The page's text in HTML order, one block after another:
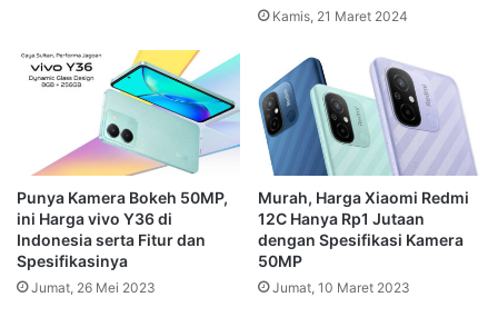
Kamis, 21 Maret 2024
Punya Kamera Bokeh 50MP,
ini Harga vivo Y36 di
Indonesia serta Fitur dan
Spesifikasinya
Jumat, 26 Mei 2023
Murah, Harga Xiaomi Redmi
12C Hanya Rp1 Jutaan
dengan Spesifikasi Kamera
50MP
Jumat, 10 Maret 2023